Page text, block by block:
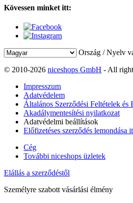
Kövessen minket itt:
Ország / Nyelv
© 2010-2026 niceshops GmbH - All
Impresszum
Adatvédelem
Általános Szerződési Feltételek és
Akadálymentesítési nyilatkozat
Adatvédelmi beállítások
Előfizetéses szerződés lemondása
Cég
További niceshops üzletek
Elállás a szerződéstől
Személyre szabott vásárlási élmény